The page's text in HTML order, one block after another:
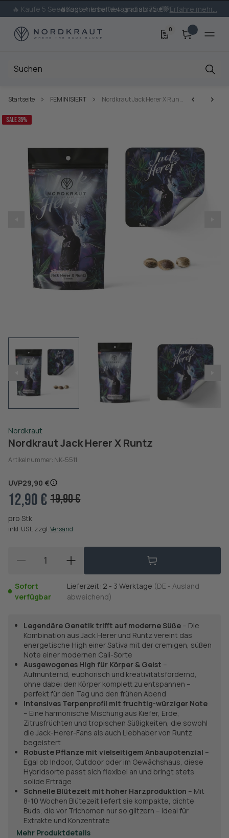
🔥 Kaufe 5 Seedbags + erhalte 4 gratis dazu💚Erfahre mehr...
0
Startseite FEMINISIERT Nordkraut Jack Herer X Runtz
SALE 35%
Nordkraut
Nordkraut Jack Herer X Runtz
Artikelnummer: NK-5511
UVP29,90 €
12,90 € 19,90 €
pro Stk
inkl. USt. zzgl.Versand
Sofort
verfügbar
Lieferzeit: 2 - 3 Werktage (DE - Ausland
abweichend)
Legendäre Genetik trifft auf moderne Süße – Die
Kombination aus Jack Herer und Runtz vereint das
energetische High einer Sativa mit der cremigen, süßen
Note einer modernen Cali-Sorte
Ausgewogenes High für Körper & Geist –
Aufmunternd, euphorisch und kreativitätsfördernd,
ohne dabei den Körper komplett zu entspannen –
perfekt für den Tag und den frühen Abend
Intensives Terpenprofil mit fruchtig-würziger Note
– Eine harmonische Mischung aus Kiefer, Erde,
Zitrusfrüchten und tropischen Süßigkeiten, die sowohl
die Jack-Herer-Fans als auch Liebhaber von Runtz
begeistert
Robuste Pflanze mit vielseitigem Anbaupotenzial –
Egal ob Indoor, Outdoor oder im Gewächshaus, diese
Hybridsorte passt sich flexibel an und bringt stets
solide Erträge
Schnelle Blütezeit mit hoher Harzproduktion – Mit
8-10 Wochen Blütezeit liefert sie kompakte, dichte
Buds, die vor Trichomen nur so glitzern – ideal für
Extrakte und Konzentrate
Mehr Produktdetails